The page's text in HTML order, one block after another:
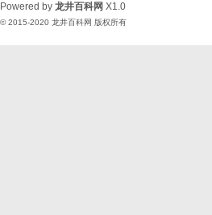
Powered by 龙井百科网 X1.0
© 2015-2020 龙井百科网 版权所有